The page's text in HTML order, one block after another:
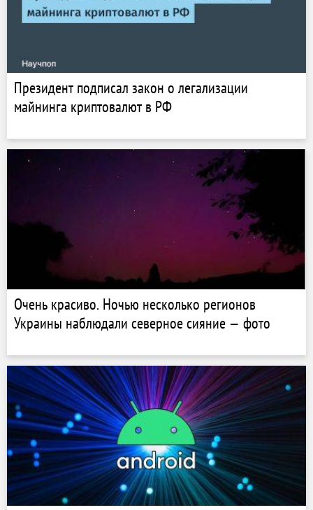
Президент подписал закон о легализации
майнинга криптовалют в РФ
Очень красиво. Ночью несколько регионов
Украины наблюдали северное сияние — фото